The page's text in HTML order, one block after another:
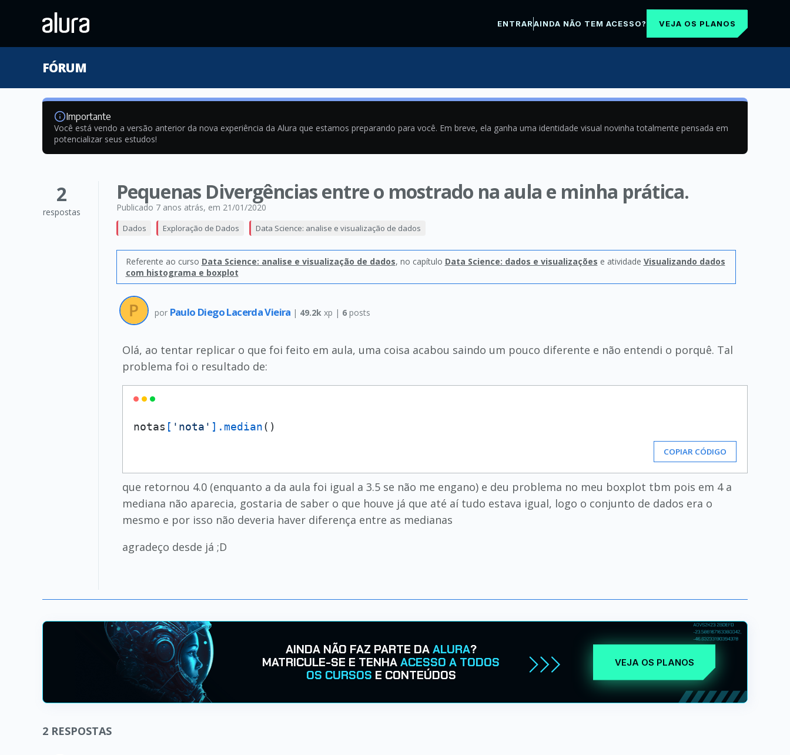
ENTRARAINDA NÃO TEM ACESSO? VEJA OS PLANOS
FÓRUM
Importante
Você está vendo a versão anterior da nova experiência da Alura que estamos preparando para você. Em breve, ela ganha uma identidade visual novinha totalmente pensada em
potencializar seus estudos!
2
respostas
Pequenas Divergências entre o mostrado na aula e minha prática.
Publicado 7 anos atrás, em 21/01/2020
Dados Exploração de Dados Data Science: analise e visualização de dados
Referente ao curso Data Science: analise e visualização de dados, no capítulo Data Science: dados e visualizações e atividade Visualizando dados
com histograma e boxplot
por Paulo Diego Lacerda Vieira | 49.2k xp | 6 posts
Olá, ao tentar replicar o que foi feito em aula, uma coisa acabou saindo um pouco diferente e não entendi o porquê. Tal
problema foi o resultado de:
notas [ 'nota' ] .median
COPIAR CÓDIGO
que retornou 4.0 (enquanto a da aula foi igual a 3.5 se não me engano) e deu problema no meu boxplot tbm pois em 4 a
mediana não aparecia, gostaria de saber o que houve já que até aí tudo estava igual, logo o conjunto de dados era o
mesmo e por isso não deveria haver diferença entre as medianas
agradeço desde já ;D
AINDA NÃO FAZ PARTE DAALURA?
MATRICULE-SE E TENHAACESSO A TODOS
OS CURSOS E CONTEÚDOS
VEJA OS PLANOS
2 RESPOSTAS